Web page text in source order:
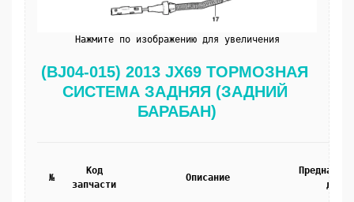
Нажмите по изображению для увеличения
(BJ04-015) 2013 JX69 ТОРМОЗНАЯ
СИСТЕМА ЗАДНЯЯ (ЗАДНИЙ
БАРАБАН)
№
Код
запчасти
Описание
для